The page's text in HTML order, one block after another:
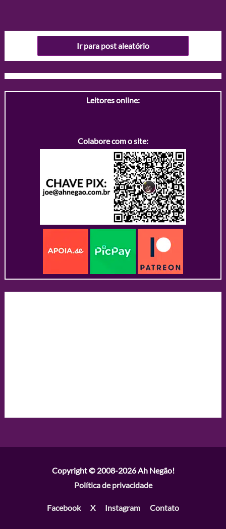
Ir para post aleatório
Leitores online:
Colabore com o site:
Copyright © 2008-2026Ah Negão!
Política de privacidade
Facebook X Instagram Contato